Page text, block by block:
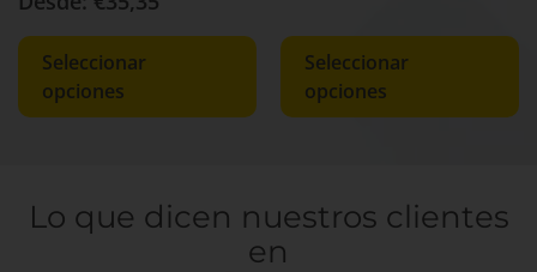
Seleccionar
opciones
Seleccionar
opciones
Lo que dicen nuestros clientes
en